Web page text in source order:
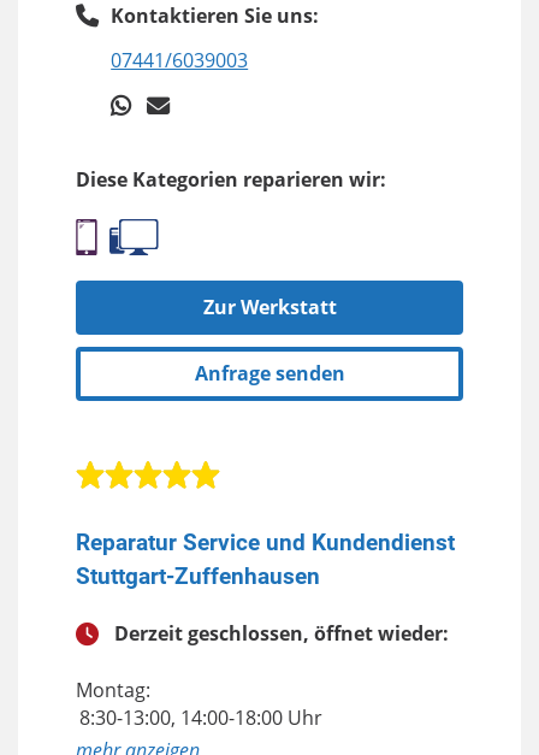
Kontaktieren Sie uns:
07441/6039003
Diese Kategorien reparieren wir:
Zur Werkstatt
Anfrage senden
Reparatur Service und Kundendienst
Stuttgart-Zuffenhausen
Derzeit geschlossen, öffnet wieder:
Montag:
8:30-13:00, 14:00-18:00 Uhr